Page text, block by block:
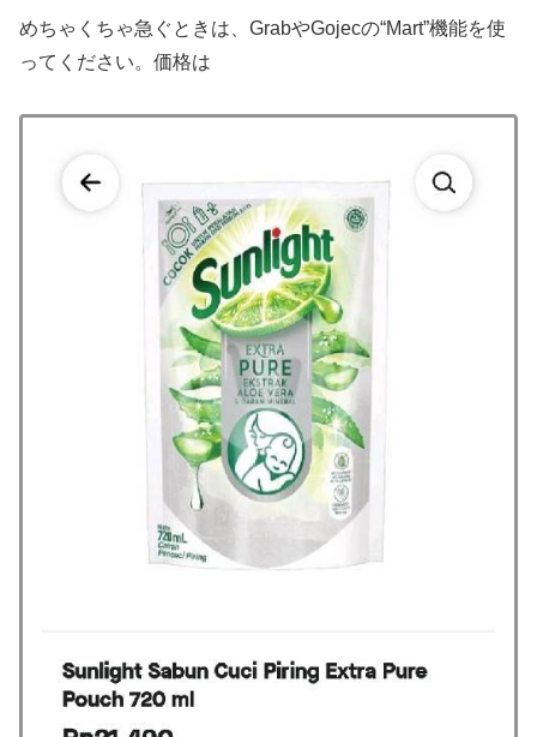
めちゃくちゃ急ぐときは、GrabやGojecの“Mart”機能を使
ってください。価格は